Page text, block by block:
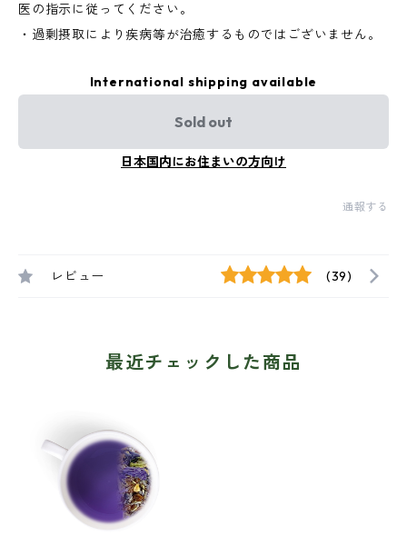
医の指示に従ってください。
・過剰摂取により疾病等が治癒するものではございません。
International shipping available
Sold out
日本国内にお住まいの方向け
通報する
レビュー (39)
最近チェックした商品